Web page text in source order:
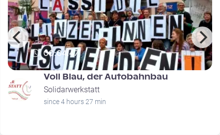
00:04:47
Voll Blau, der Autobahnbau
Solidarwerkstatt
since 4 hours 27 min